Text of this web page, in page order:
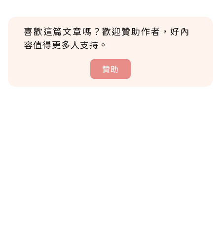
喜歡這篇文章嗎？歡迎贊助作者，好內
容值得更多人支持。
贊助